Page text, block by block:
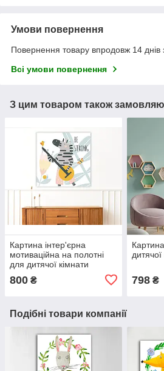
Умови повернення
Повернення товару впродовж 14 днів
Всі умови повернення
З цим товаром також
Картина інтер'єрна
мотиваційна на полотні
для дитячої кімнати
800 ₴ 798₴
Подібні товари компанії